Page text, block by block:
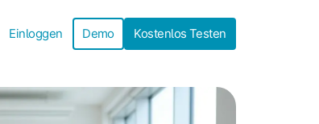
Einloggen Demo Kostenlos Testen